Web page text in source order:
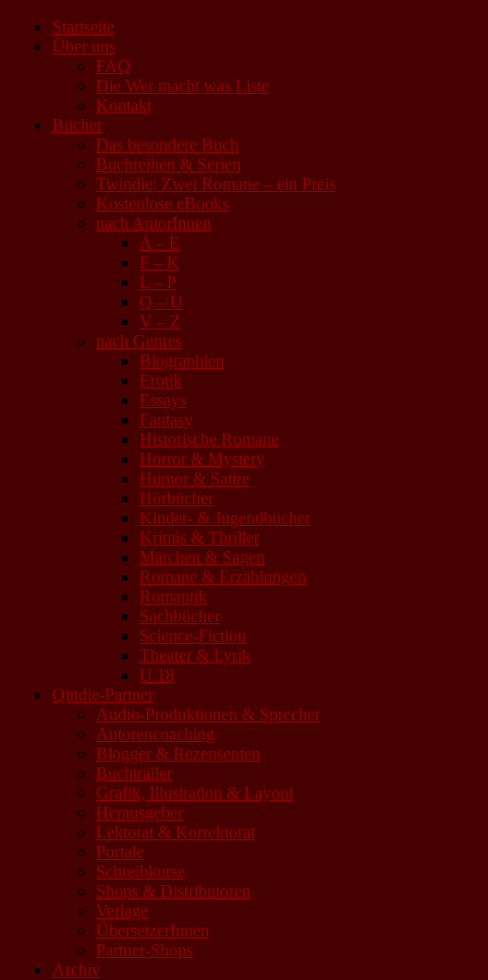
Startseite
Über uns
FAQ
Die Wer macht was Liste
Kontakt
Bücher
Das besondere Buch
Buchreihen & Serien
Twindie: Zwei Romane – ein Preis
Kostenlose eBooks
nach AutorInnen
A – E
F – K
L – P
Q – U
V – Z
nach Genres
Biographien
Erotik
Essays
Fantasy
Historische Romane
Horror & Mystery
Humor & Satire
Hörbücher
Kinder- & Jugendbücher
Krimis & Thriller
Märchen & Sagen
Romane & Erzählungen
Romantik
Sachbücher
Science-Fiction
Theater & Lyrik
U 18
Qindie-Partner
Audio-Produktionen & Sprecher
Autorencoaching
Blogger & Rezensenten
Buchtrailer
Grafik, Illustration & Layout
Herausgeber
Lektorat & Korrektorat
Portale
Schreibkurse
Shops & Distributoren
Verlage
ÜbersetzerInnen
Partner-Shops
Archiv